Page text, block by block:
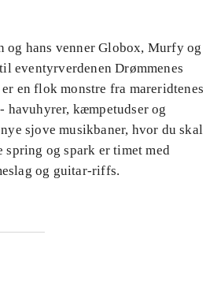
og hans venner Globox, Murfy og
eventyrverdenen Drømmenes
en flok monstre fra mareridtenes
havuhyrer, kæmpetudser og
sjove musikbaner, hvor du skal
spring og spark er timet med
og guitar-riffs.